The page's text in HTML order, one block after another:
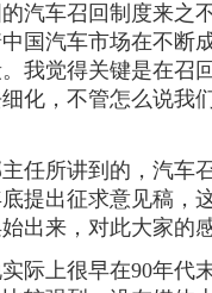
车召回制度来之
国汽车市场在不断
我觉得关键是在召
化，不管怎么说我
主任所讲到的，汽车
提出征求意见稿，
出来，对此大家的
实际上很早在90年代